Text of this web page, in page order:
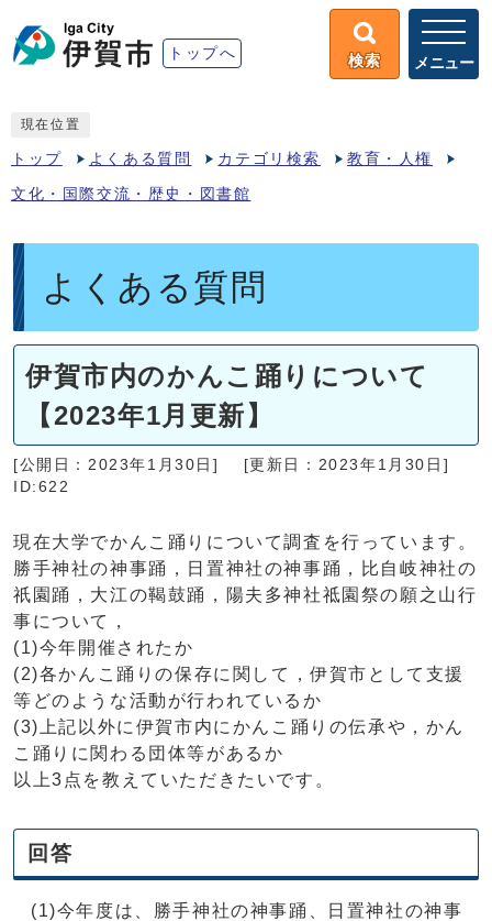
トップへ 検索 メニュー
現在位置
トップ よくある質問 カテゴリ検索 教育・人権
文化・国際交流・歴史・図書館
よくある質問
伊賀市内のかんこ踊りについて
【2023年1月更新】
[公開日：2023年1月30日]
[更新日：2023年1月30日]
ID:622
現在大学でかんこ踊りについて調査を行っています。
勝手神社の神事踊，日置神社の神事踊，比自岐神社の
祇園踊，大江の鞨鼓踊，陽夫多神社祗園祭の願之山行
事について，
(1)今年開催されたか
(2)各かんこ踊りの保存に関して，伊賀市として支援
等どのような活動が行われているか
(3)上記以外に伊賀市内にかんこ踊りの伝承や，かん
こ踊りに関わる団体等があるか
以上3点を教えていただきたいです。
回答
(1)今年度は、勝手神社の神事踊、日置神社の神事